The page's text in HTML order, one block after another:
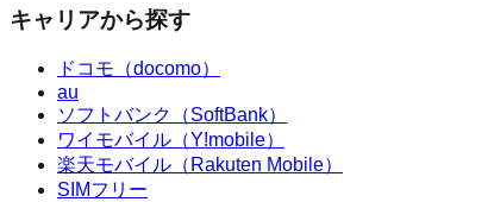
キャリアから探す
ドコモ（docomo）
au
ソフトバンク（SoftBank）
ワイモバイル（Y!mobile）
楽天モバイル（Rakuten Mobile）
SIMフリー